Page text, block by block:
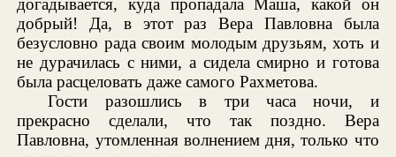
догадывается, куда пропадала Маша, какой он
добрый! Да, в этот раз Вера Павловна была
безусловно рада своим молодым друзьям, хоть и
не дурачилась с ними, а сидела смирно и готова
была расцеловать даже самого Рахметова.
Гости разошлись в три часа ночи, и
прекрасно сделали, что так поздно. Вера
Павловна, утомленная волнением дня, только что